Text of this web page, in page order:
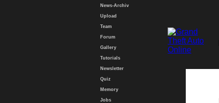
News-Archiv
Upload
Team
Forum
Gallery
Tutorials
Newsletter
Quiz
Memory
Jobs